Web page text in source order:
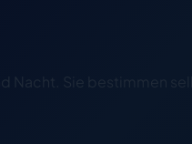
Nacht. Sie bestimmen